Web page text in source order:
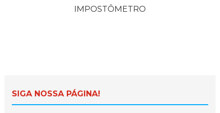
IMPOSTÔMETRO
SIGA NOSSA PÁGINA!